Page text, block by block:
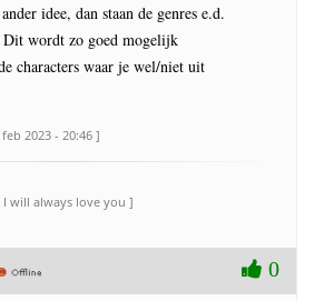
idee, dan staan de genres e.d.
Dit wordt zo goed mogelijk
characters waar je wel/niet uit
2023 - 20:46 ]
I will always love you ]
0